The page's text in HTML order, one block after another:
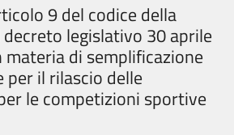
9 del codice della
legislativo 30 aprile
materia di semplificazione
per il rilascio delle
le competizioni sportive